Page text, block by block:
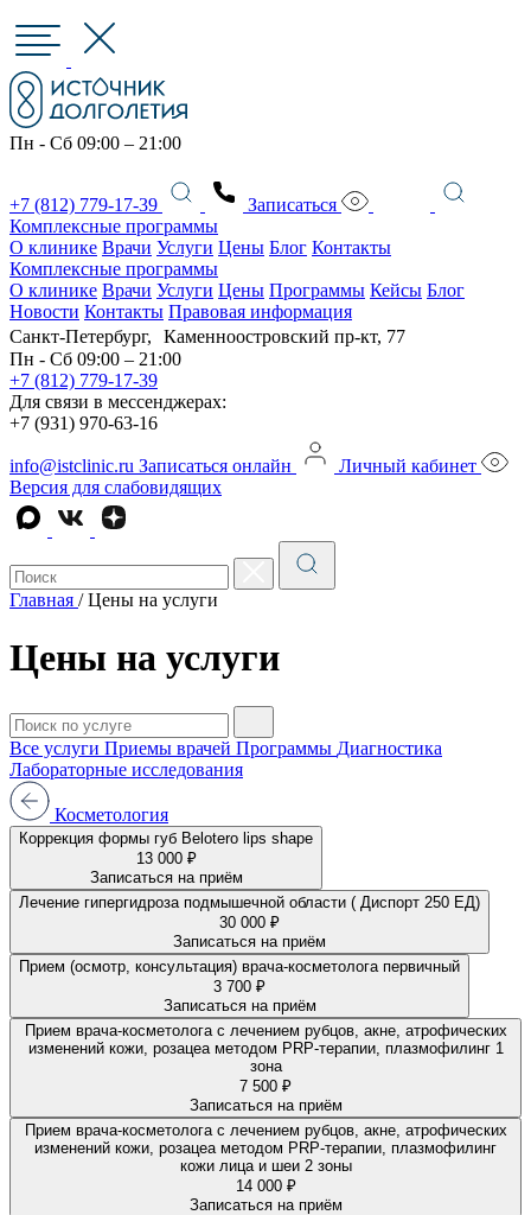
Пн - Сб 09:00 – 21:00
+7 (812) 779-17-39
Записаться
Комплексные программы
О клинике Врачи Услуги Цены Блог Контакты
Комплексные программы
О клинике Врачи Услуги Цены Программы Кейсы Блог
Новости Контакты Правовая информация
Санкт-Петербург, Каменноостровский пр-кт, 77
Пн - Сб 09:00 – 21:00
+7 (812) 779-17-39
Для связи в мессенджерах:
+7 (931) 970-63-16
info@istclinic.ru Записаться онлайн
Личный кабинет
Версия для слабовидящих
Главная / Цены на услуги
Цены на услуги
Все услуги Приемы врачей Программы Диагностика
Лабораторные исследования
Косметология
Коррекция формы губ Belotero lips shape
13 000 ₽
Записаться на приём
Лечение гипергидроза подмышечной области ( Диспорт 250 ЕД)
30 000 ₽
Записаться на приём
Прием (осмотр, консультация) врача-косметолога первичный
3 700 ₽
Записаться на приём
Прием врача-косметолога с лечением рубцов, акне, атрофических
изменений кожи, розацеа методом PRP-терапии, плазмофилинг 1
зона
7 500 ₽
Записаться на приём
Прием врача-косметолога с лечением рубцов, акне, атрофических
изменений кожи, розацеа методом PRP-терапии, плазмофилинг
кожи лица и шеи 2 зоны
14 000 ₽
Записаться на приём